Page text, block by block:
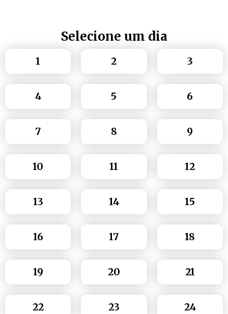
Selecione um dia
1 2 3
4 5 6
7 8 9
10 11 12
13 14 15
16 17 18
19 20 21
22 23 24